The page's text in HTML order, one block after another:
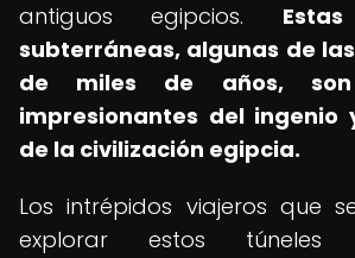
antiguos egipcios.
subterráneas, algunas de
de miles de años, son
impresionantes del ingenio
de la civilización egipcia.
Los intrépidos viajeros que
explorar estos